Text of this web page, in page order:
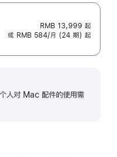
RMB 13,999 起
或 RMB 584/月 (24 期) 起
人对 Mac 配件的使用需